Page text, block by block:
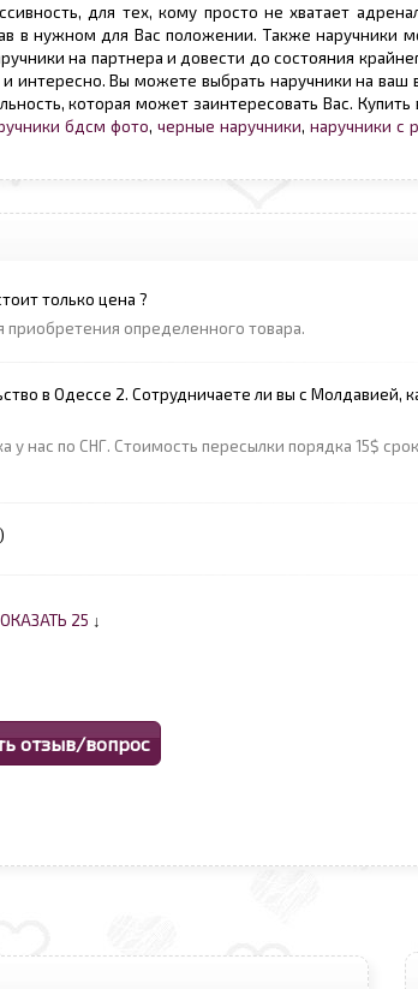
для тех, кому просто не хватает
в нужном для Вас положении. Также наручники
на партнера и довести до состояния
интересно. Вы можете выбрать наручники на ваш
которая может заинтересовать Вас.
бдсм фото, черные наручники, наручники с
только цена ?
приобретения определенного товара.
в Одессе 2. Сотрудничаете ли вы с Молдавией,
нас по СНГ. Стоимость пересылки порядка 15$
25 ↓